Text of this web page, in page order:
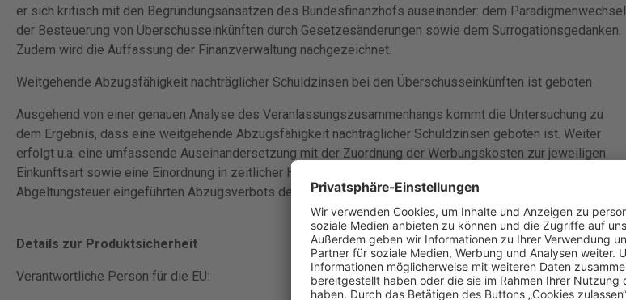
er sich kritisch mit den Begründungsansätzen des Bundesfinanzhofs auseinander: dem Paradigmenwechsel
der Besteuerung von Überschusseinkünften durch Gesetzesänderungen sowie dem Surrogationsgedanken.
Zudem wird die Auffassung der Finanzverwaltung nachgezeichnet.
Weitgehende Abzugsfähigkeit nachträglicher Schuldzinsen bei den Überschusseinkünften ist geboten
Ausgehend von einer genauen Analyse des Veranlassungszusammenhangs kommt die Untersuchung zu
dem Ergebnis, dass eine weitgehende Abzugsfähigkeit nachträglicher Schuldzinsen geboten ist. Weiter
erfolgt u.a. eine umfassende Auseinandersetzung mit der Zuordnung der Werbungskosten zur jeweiligen
Einkunftsart sowie eine Einordnung in zeitlicher Hinsicht, die für die Kapitaleinkünfte wegen des mit der
Abgeltungsteuer eingeführten Abzugsverbots des § 20 Abs. 9 EStG von Bedeutung ist.
Details zur Produktsicherheit
Verantwortliche Person für die EU: